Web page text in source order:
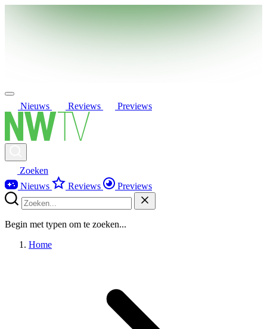
Nieuws Reviews Previews
Zoeken
Nieuws
Reviews Previews
Begin met typen om te zoeken...
Home